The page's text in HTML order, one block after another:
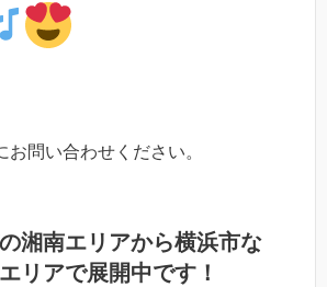
お問い合わせください。
湘南エリアから横浜市な
リアで展開中です！